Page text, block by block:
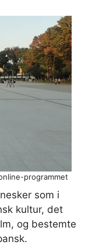
programmet
som i
kultur, det
og bestemte